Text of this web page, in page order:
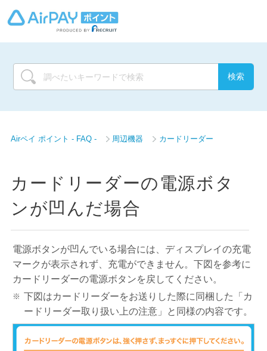
Airペイ ポイント - FAQ - 周辺機器 カードリーダー
カードリーダーの電源ボタ
ンが凹んだ場合
電源ボタンが凹んでいる場合には、ディスプレイの充電
マークが表示されず、充電ができません。下図を参考に
カードリーダーの電源ボタンを戻してください。
下図はカードリーダーをお送りした際に同梱した「カ
ードリーダー取り扱い上の注意」と同様の内容です。